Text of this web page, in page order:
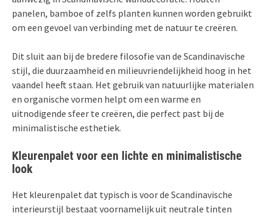
panelen, bamboe of zelfs planten kunnen worden gebruikt
om een gevoel van verbinding met de natuur te creëren.
Dit sluit aan bij de bredere filosofie van de Scandinavische
stijl, die duurzaamheid en milieuvriendelijkheid hoog in het
vaandel heeft staan. Het gebruik van natuurlijke materialen
en organische vormen helpt om een warme en
uitnodigende sfeer te creëren, die perfect past bij de
minimalistische esthetiek.
Kleurenpalet voor een lichte en minimalistische
look
Het kleurenpalet dat typisch is voor de Scandinavische
interieurstijl bestaat voornamelijk uit neutrale tinten